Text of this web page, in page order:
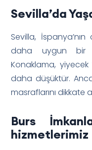
Sevilla’da
Sevilla,
daha uygun bir
Konaklama, yiyecek
daha düşüktür.
masraflarını dikkate
Burs
hizmetlerimiz